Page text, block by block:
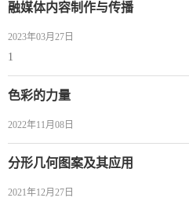
委联合开展“传承红色基因·争当青年
直播时间：3月30日（星期四）上午
“四川党建”微信公众号，点击...
融媒体内容制作与传播
2023年03月27日
1
色彩的力量
2022年11月08日
分形几何图案及其应用
2021年12月27日